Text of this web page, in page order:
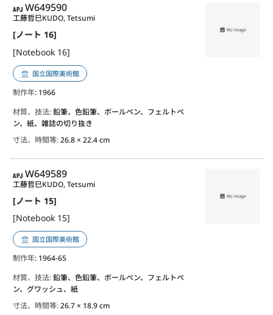
APJ
W649590
[ノート 16]
[Notebook 16]
工藤哲巳KUDO, Tetsumi
国立国際美術館
制作年: 1966
材質、技法:鉛筆、色鉛筆、ボールペン、フェルトペ
ン、紙、雑誌の切り抜き
寸法、時間等:26.8 × 22.4 cm
APJ
W649589
[ノート 15]
[Notebook 15]
工藤哲巳KUDO, Tetsumi
国立国際美術館
制作年: 1964-65
材質、技法:鉛筆、色鉛筆、ボールペン、フェルトペ
ン、グワッシュ、紙
寸法、時間等:26.7 × 18.9 cm